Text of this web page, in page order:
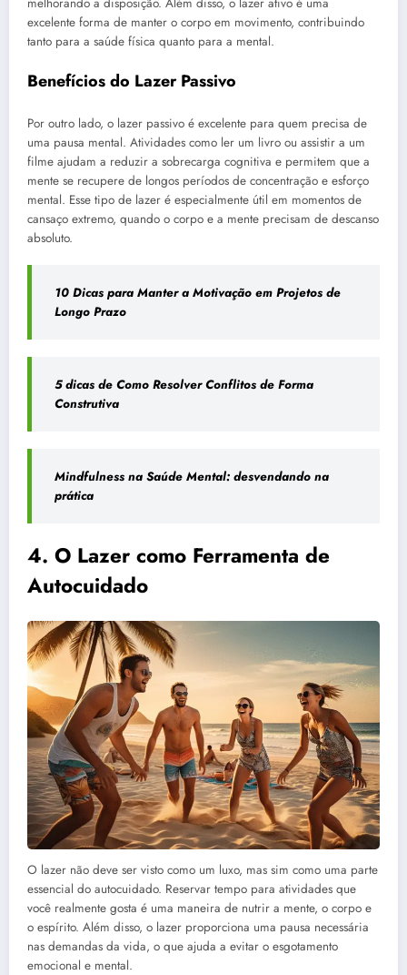
melhorando a disposição. Além disso, o lazer ativo é uma
excelente forma de manter o corpo em movimento, contribuindo
tanto para a saúde física quanto para a mental.
Benefícios do Lazer Passivo
Por outro lado, o lazer passivo é excelente para quem precisa de
uma pausa mental. Atividades como ler um livro ou assistir a um
filme ajudam a reduzir a sobrecarga cognitiva e permitem que a
mente se recupere de longos períodos de concentração e esforço
mental. Esse tipo de lazer é especialmente útil em momentos de
cansaço extremo, quando o corpo e a mente precisam de descanso
absoluto.
10 Dicas para Manter a Motivação em Projetos de
Longo Prazo
5 dicas de Como Resolver Conflitos de Forma
Construtiva
Mindfulness na Saúde Mental: desvendando na
prática
4. O Lazer como Ferramenta de
Autocuidado
O lazer não deve ser visto como um luxo, mas sim como uma parte
essencial do autocuidado. Reservar tempo para atividades que
você realmente gosta é uma maneira de nutrir a mente, o corpo e
o espírito. Além disso, o lazer proporciona uma pausa necessária
nas demandas da vida, o que ajuda a evitar o esgotamento
emocional e mental.